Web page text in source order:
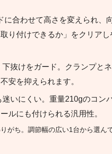
に合わせて高さを変えられ、
り付けできるか」をクリア
抜けをガード。クランプと
安を抑えられます。
いにくい。重量210gのコン
ルにも付けられる汎用性。
がち。調節幅の広い1台から選ん